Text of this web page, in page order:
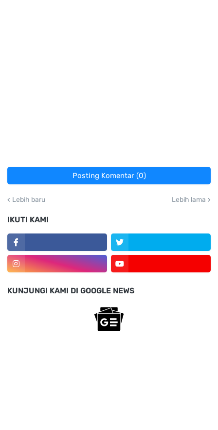
Posting Komentar (0)
Lebih baru Lebih lama
IKUTI KAMI
KUNJUNGI KAMI DI GOOGLE NEWS